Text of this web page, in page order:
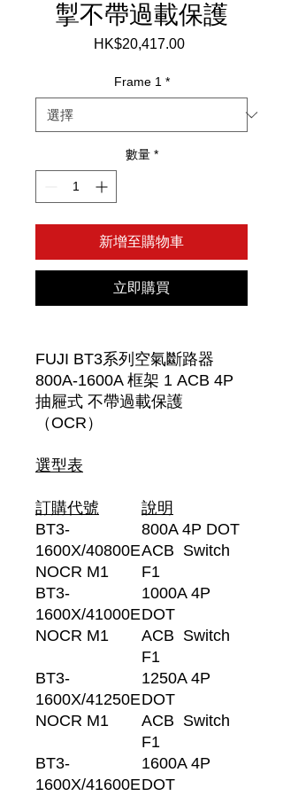
掣不帶過載保護
HK$20,417.00價
Frame 1 *
數量 *
新增至購物車
立即購買
FUJI BT3系列空氣斷路器
800A-1600A 框架 1 ACB 4P
抽屜式 不帶過載保護
（OCR）
選型表
訂購代號
說明
BT3-
1600X/40800E
NOCR M1
800A 4P DOT
ACB Switch
F1
BT3-
1600X/41000E
NOCR M1
1000A 4P
DOT
ACB Switch
F1
BT3-
1600X/41250E
NOCR M1
1250A 4P
DOT
ACB Switch
F1
BT3-
1600X/41600E
1600A 4P
DOT